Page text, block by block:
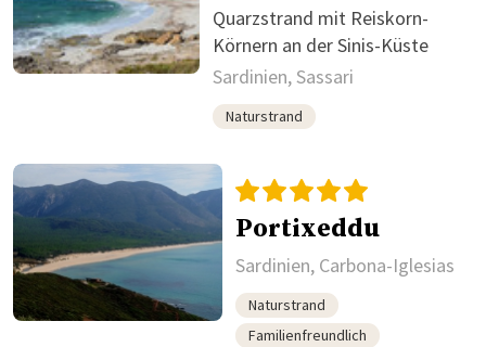
Quarzstrand mit Reiskorn-
Körnern an der Sinis-Küste
Sardinien, Sassari
Naturstrand
Portixeddu
Sardinien, Carbona-Iglesias
Naturstrand
Familienfreundlich